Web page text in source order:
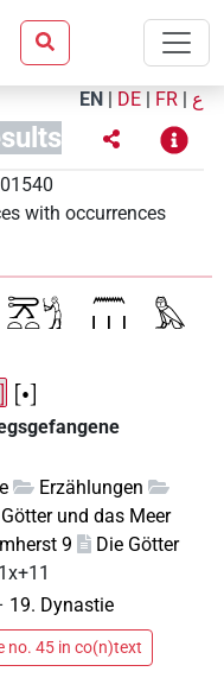
EN | DE | FR | ع
with occurrences
[•]
Erzählungen
und das Meer
9
Die Götter
1x+11
19. Dynastie
no. 45 in co(n)text